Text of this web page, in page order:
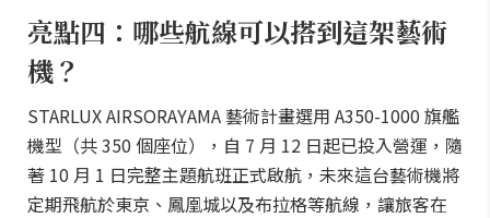
亮點四：哪些航線可以搭到這架藝術
機？
STARLUX AIRSORAYAMA 藝術計畫選用 A350-1000 旗艦
機型（共 350 個座位），自 7 月 12 日起已投入營運，隨
著 10 月 1 日完整主題航班正式啟航，未來這台藝術機將
定期飛航於東京、鳳凰城以及布拉格等航線，讓旅客在